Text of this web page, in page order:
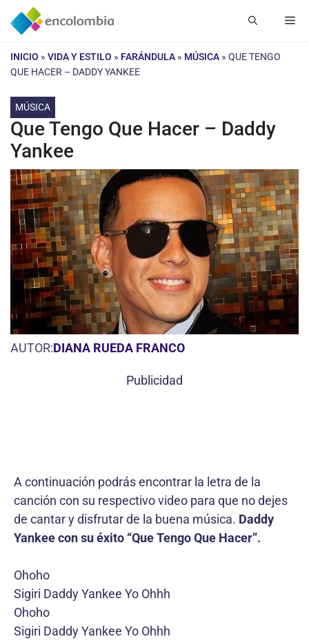
Saltar
INICIO » VIDA Y ESTILO » FARÁNDULA » MÚSICA » QUE TENGO
QUE HACER – DADDY YANKEE
MÚSICA
Que Tengo Que Hacer – Daddy
Yankee
AUTOR:DIANA RUEDA FRANCO
Publicidad
A continuación podrás encontrar la letra de la
canción con su respectivo video para que no dejes
de cantar y disfrutar de la buena música. Daddy
Yankee con su éxito “Que Tengo Que Hacer”.
Ohoho
Sigiri Daddy Yankee Yo Ohhh
Ohoho
Sigiri Daddy Yankee Yo Ohhh